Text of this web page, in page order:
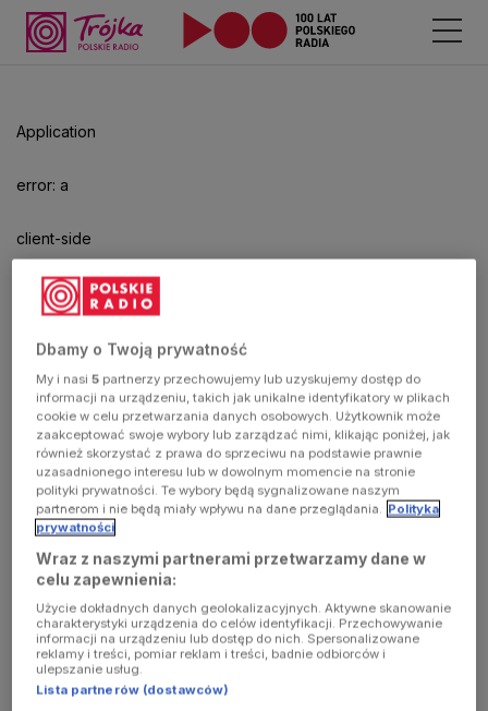
Application
error: a
client-side
exception
has
occurred
(see the
browser
console for
more
information)
aby
odtwarzać.
Dbamy o Twoją prywatność
My i nasi5 partnerzy przechowujemy lub uzyskujemy dostęp do
informacji na urządzeniu, takich jak unikalne identyfikatory w plikach
cookie w celu przetwarzania danych osobowych. Użytkownik może
zaakceptować swoje wybory lub zarządzać nimi, klikając poniżej, jak
również skorzystać z prawa do sprzeciwu na podstawie prawnie
uzasadnionego interesu lub w dowolnym momencie na stronie
polityki prywatności. Te wybory będą sygnalizowane naszym
partnerom i nie będą miały wpływu na dane przeglądania. Polityka
prywatności
Wraz z naszymi partnerami przetwarzamy dane w
celu zapewnienia:
Użycie dokładnych danych geolokalizacyjnych. Aktywne skanowanie
charakterystyki urządzenia do celów identyfikacji. Przechowywanie
informacji na urządzeniu lub dostęp do nich. Spersonalizowane
reklamy i treści, pomiar reklam i treści, badnie odbiorców i
ulepszanie usług.
Lista partnerów (dostawców)